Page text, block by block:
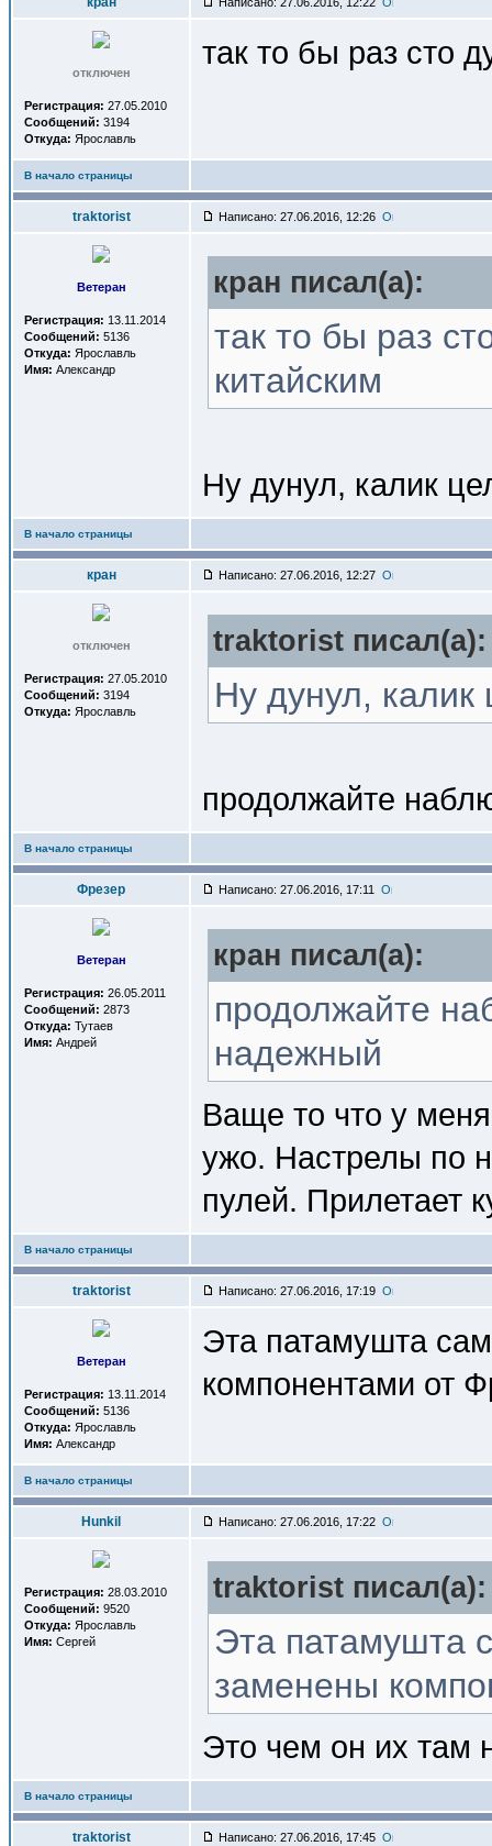
отключен
Регистрация: 27.05.2010
Сообщений: 3194
Откуда: Ярославль
так то бы раз сто
В начало страницы
traktorist Написано: 27.06.2016, 12:26
Ветеран
Регистрация: 13.11.2014
Сообщений: 5136
Откуда: Ярославль
Имя: Александр
кран писал(a):
так то бы раз
китайским
Ну дунул, калик
В начало страницы
кран Написано: 27.06.2016, 12:27
отключен
Регистрация: 27.05.2010
Сообщений: 3194
Откуда: Ярославль
traktorist писал(a):
Ну дунул, калик
продолжайте
В начало страницы
Фрезер Написано: 27.06.2016, 17:11
Ветеран
Регистрация: 26.05.2011
Сообщений: 2873
Откуда: Тутаев
Имя: Андрей
кран писал(a):
продолжайте
надежный
Ваще то что у
ужо. Настрелы по
пулей. Прилетает
В начало страницы
traktorist Написано: 27.06.2016, 17:19
Ветеран
Регистрация: 13.11.2014
Сообщений: 5136
Откуда: Ярославль
Имя: Александр
Эта патамушта
компонентами от
В начало страницы
Hunkil Написано: 27.06.2016, 17:22
Регистрация: 28.03.2010
Сообщений: 9520
Откуда: Ярославль
Имя: Сергей
traktorist писал(a):
Эта патамушта
заменены
Это чем он их там
В начало страницы
traktorist Написано: 27.06.2016, 17:45